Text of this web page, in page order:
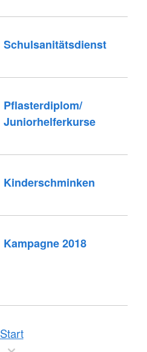
Schulsanitätsdienst
Pflasterdiplom/
Juniorhelferkurse
Kinderschminken
Kampagne 2018
Start